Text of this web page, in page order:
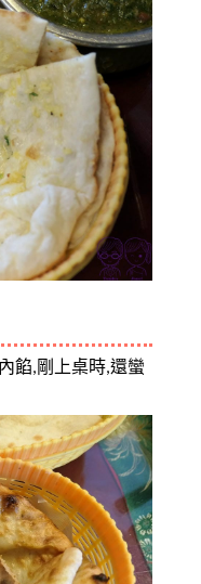
內餡,剛上桌時,還蠻